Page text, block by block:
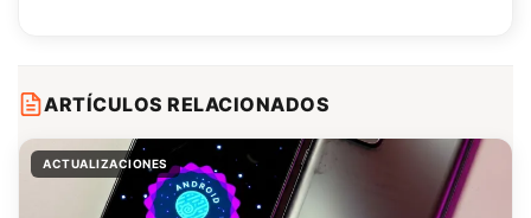
ARTÍCULOS RELACIONADOS
ACTUALIZACIONES